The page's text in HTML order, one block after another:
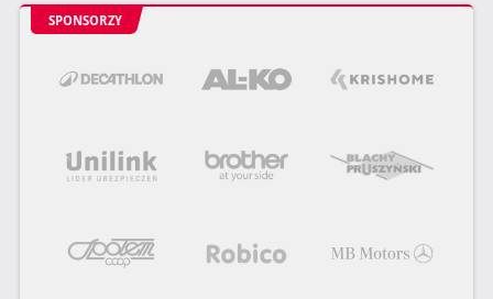
SPONSORZY